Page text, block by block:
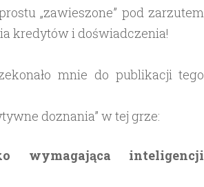
„zawieszone” pod zarzutem
kredytów i doświadczenia!
mnie do publikacji tego
doznania” w tej grze:
wymagająca inteligencji